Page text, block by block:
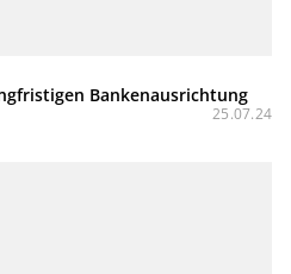
Bankenausrichtung
25.07.24